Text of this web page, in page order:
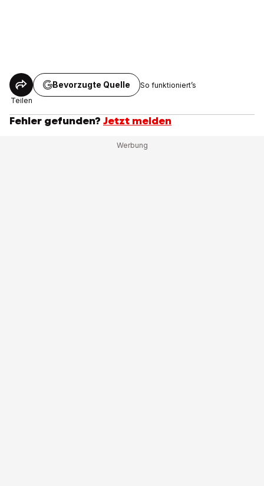
Teilen
Bevorzugte Quelle So funktioniert’s
Fehler gefunden? Jetzt melden